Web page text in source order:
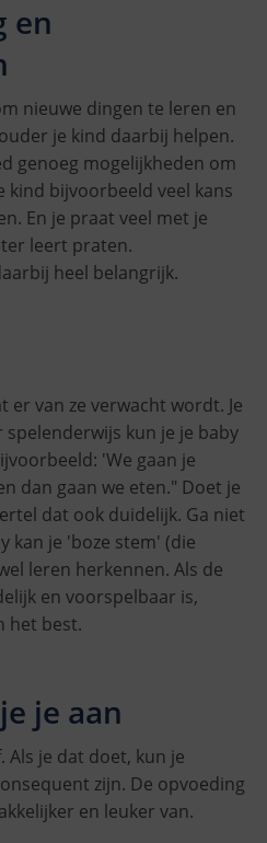
en
nieuwe dingen te leren en
je kind daarbij helpen.
genoeg mogelijkheden om
kind bijvoorbeeld veel kans
En je praat veel met je
leert praten.
heel belangrijk.
er van ze verwacht wordt. Je
kun je je baby
'We gaan je
dan gaan we eten." Doet je
dat ook duidelijk. Ga niet
kan je 'boze stem' (die
leren herkennen. Als de
en voorspelbaar is,
het best.
je aan
Als je dat doet, kun je
zijn. De opvoeding
en leuker van.